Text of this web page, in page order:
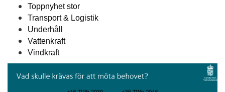
Toppnyhet stor
Transport & Logistik
Underhåll
Vattenkraft
Vindkraft